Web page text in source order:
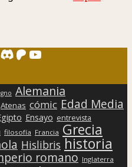
Discord
Patreon
YouTube
Alemania
Atenas cómic Edad Media
Ensayo entrevista
filosofía Francia Grecia
Hislibris historia
romano Inglaterra